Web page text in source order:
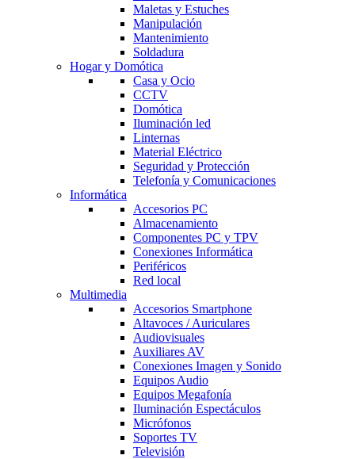
Maletas y Estuches
Manipulación
Mantenimiento
Soldadura
Hogar y Domótica
Casa y Ocio
CCTV
Domótica
Iluminación led
Linternas
Material Eléctrico
Seguridad y Protección
Telefonía y Comunicaciones
Informática
Accesorios PC
Almacenamiento
Componentes PC y TPV
Conexiones Informática
Periféricos
Red local
Multimedia
Accesorios Smartphone
Altavoces / Auriculares
Audiovisuales
Auxiliares AV
Conexiones Imagen y Sonido
Equipos Audio
Equipos Megafonía
Iluminación Espectáculos
Micrófonos
Soportes TV
Televisión